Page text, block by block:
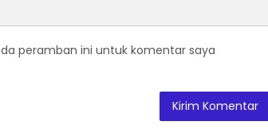
peramban ini untuk komentar saya